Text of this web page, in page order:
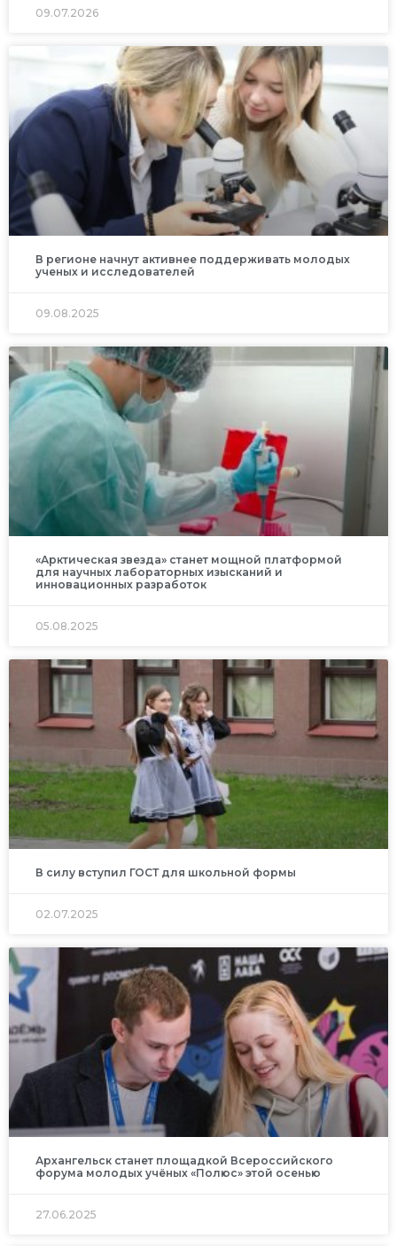
09.07.2026
В регионе начнут активнее поддерживать молодых
ученых и исследователей
09.08.2025
«Арктическая звезда» станет мощной платформой
для научных лабораторных изысканий и
инновационных разработок
05.08.2025
В силу вступил ГОСТ для школьной формы
02.07.2025
Архангельск станет площадкой Всероссийского
форума молодых учёных «Полюс» этой осенью
27.06.2025